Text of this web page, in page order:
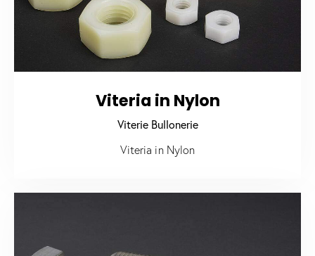
Viteria in Nylon
Viterie Bullonerie
Viteria in Nylon